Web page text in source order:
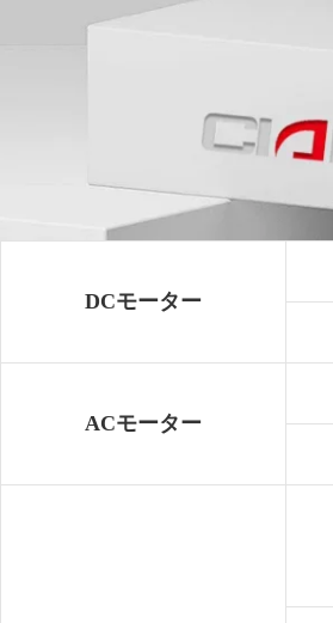
DCモーター
ACモーター